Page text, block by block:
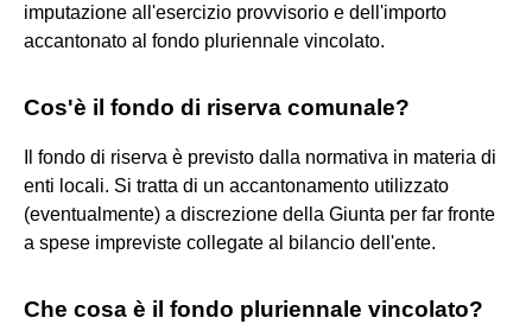
imputazione all'esercizio provvisorio e dell'importo
accantonato al fondo pluriennale vincolato.
Cos'è il fondo di riserva comunale?
Il fondo di riserva è previsto dalla normativa in materia di
enti locali. Si tratta di un accantonamento utilizzato
(eventualmente) a discrezione della Giunta per far fronte
a spese impreviste collegate al bilancio dell'ente.
Che cosa è il fondo pluriennale vincolato?